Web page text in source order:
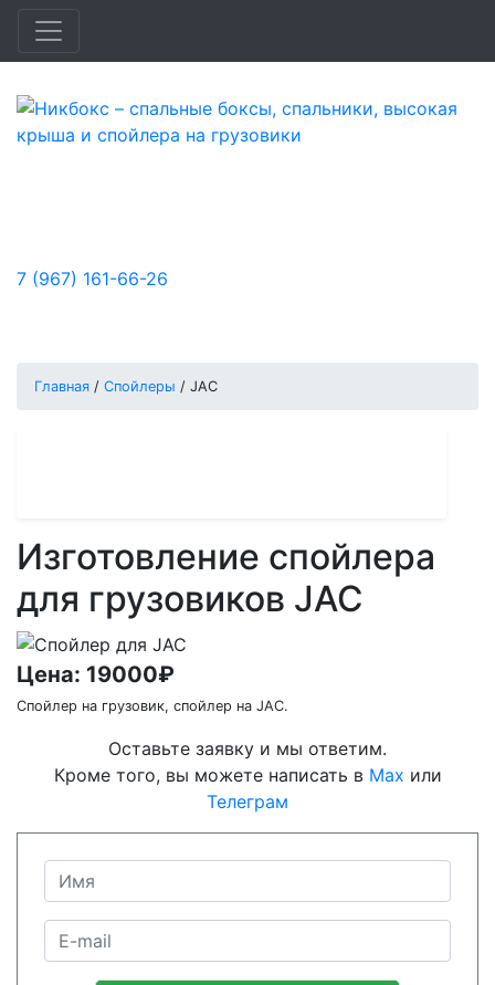
7 (967) 161-66-26
Главная / Спойлеры / JAC
Изготовление спойлера
для грузовиков JAC
Цена: 19000₽
Спойлер на грузовик, спойлер на JAC.
Оставьте заявку и мы ответим.
Кроме того, вы можете написать в Max или
Телеграм